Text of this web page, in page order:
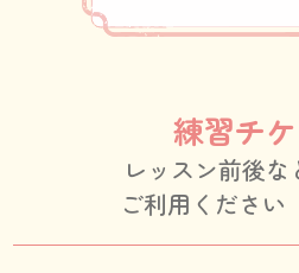
練習チ
レッスン前後な
ご利用ください